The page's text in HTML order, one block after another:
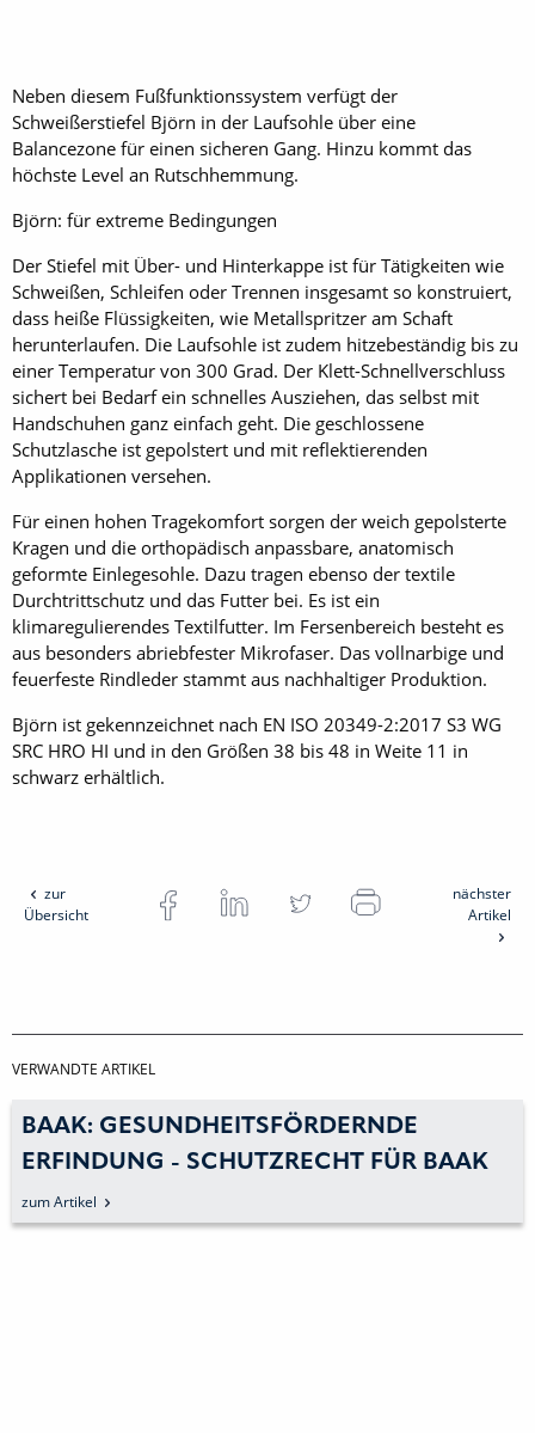
Neben diesem Fußfunktionssystem verfügt der
Schweißerstiefel Björn in der Laufsohle über eine
Balancezone für einen sicheren Gang. Hinzu kommt das
höchste Level an Rutschhemmung.
Björn: für extreme Bedingungen
Der Stiefel mit Über- und Hinterkappe ist für Tätigkeiten wie
Schweißen, Schleifen oder Trennen insgesamt so konstruiert,
dass heiße Flüssigkeiten, wie Metallspritzer am Schaft
herunterlaufen. Die Laufsohle ist zudem hitzebeständig bis zu
einer Temperatur von 300 Grad. Der Klett-Schnellverschluss
sichert bei Bedarf ein schnelles Ausziehen, das selbst mit
Handschuhen ganz einfach geht. Die geschlossene
Schutzlasche ist gepolstert und mit reflektierenden
Applikationen versehen.
Für einen hohen Tragekomfort sorgen der weich gepolsterte
Kragen und die orthopädisch anpassbare, anatomisch
geformte Einlegesohle. Dazu tragen ebenso der textile
Durchtrittschutz und das Futter bei. Es ist ein
klimaregulierendes Textilfutter. Im Fersenbereich besteht es
aus besonders abriebfester Mikrofaser. Das vollnarbige und
feuerfeste Rindleder stammt aus nachhaltiger Produktion.
Björn ist gekennzeichnet nach EN ISO 20349-2:2017 S3 WG
SRC HRO HI und in den Größen 38 bis 48 in Weite 11 in
schwarz erhältlich.
zur
Übersicht
nächster
Artikel
VERWANDTE ARTIKEL
BAAK: GESUNDHEITSFÖRDERNDE
ERFINDUNG - SCHUTZRECHT FÜR BAAK
GO&RELAX
zum Artikel